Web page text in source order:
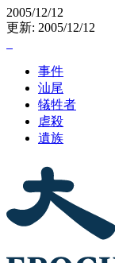
2005/12/12
更新: 2005/12/12
事件
汕尾
犠牲者
虐殺
遺族